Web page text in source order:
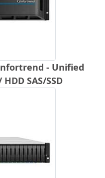
- Unified
SAS/SSD